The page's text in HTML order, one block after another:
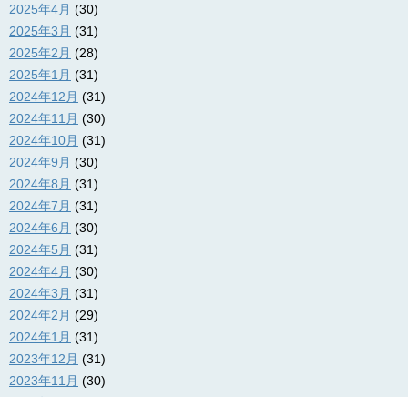
2025年4月 (30)
2025年3月 (31)
2025年2月 (28)
2025年1月 (31)
2024年12月 (31)
2024年11月 (30)
2024年10月 (31)
2024年9月 (30)
2024年8月 (31)
2024年7月 (31)
2024年6月 (30)
2024年5月 (31)
2024年4月 (30)
2024年3月 (31)
2024年2月 (29)
2024年1月 (31)
2023年12月 (31)
2023年11月 (30)